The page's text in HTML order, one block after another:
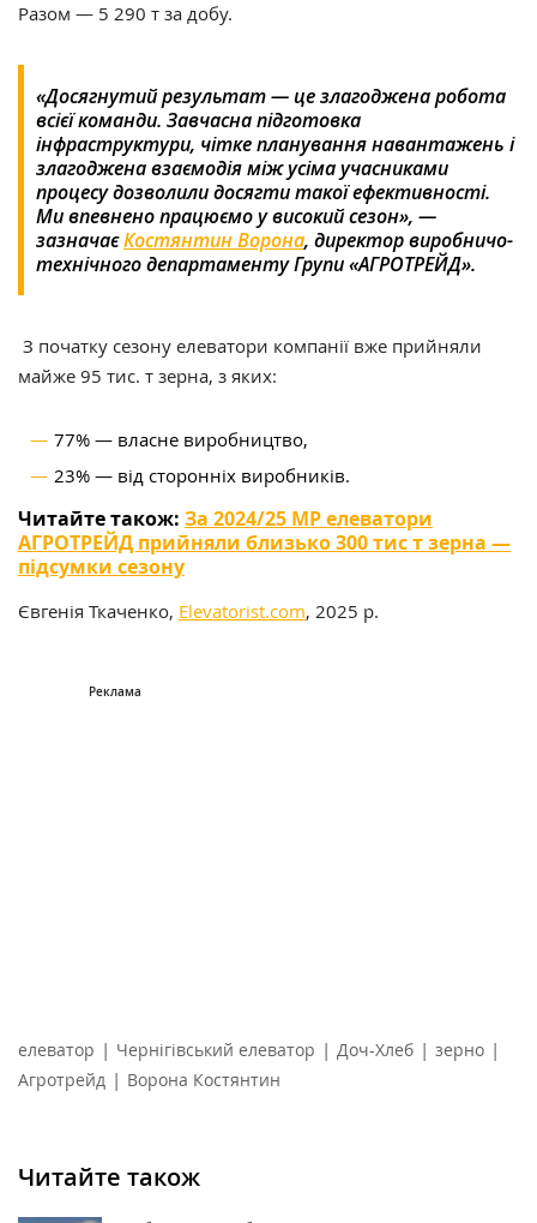
Разом — 5 290 т за добу.
«Досягнутий результат — це злагоджена робота
всієї команди. Завчасна підготовка
інфраструктури, чітке планування навантажень і
злагоджена взаємодія між усіма учасниками
процесу дозволили досягти такої ефективності.
Ми впевнено працюємо у високий сезон», —
зазначаєКостянтин Ворона, директор виробничо-
технічного департаменту Групи «АГРОТРЕЙД».
З початку сезону елеватори компанії вже прийняли
майже 95 тис. т зерна, з яких:
77% — власне виробництво,
23% — від сторонніх виробників.
Читайте також: За 2024/25 МР елеватори
АГРОТРЕЙД прийняли близько 300 тис т зерна —
підсумки сезону
Євгенія Ткаченко, Elevatorist.com, 2025 р.
елеватор | Чернігівський елеватор | Доч-Хлеб | зерно |
Агротрейд | Ворона Костянтин
Читайте також